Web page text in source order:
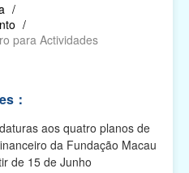
de Apoio Financeiro" e
de Autorização para
requerer os apoios
/
/
para Actividades
：
aos quatro planos de
da Fundação Macau
de 15 de Junho